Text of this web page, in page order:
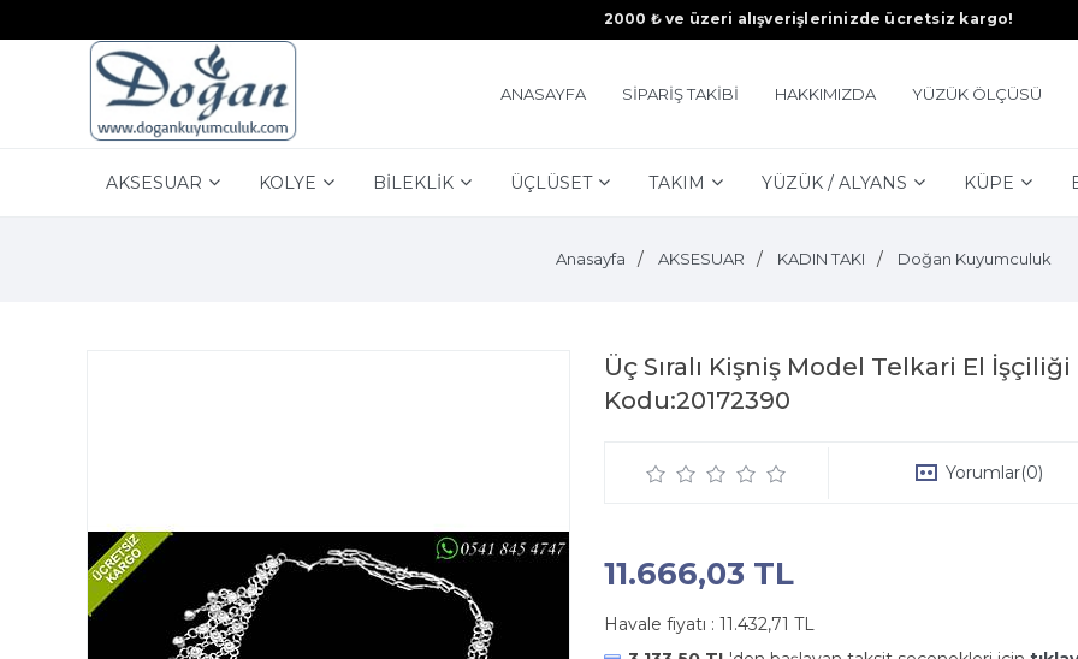
2000 ₺ ve üzeri alışverişlerinizde ücretsiz kargo!
ANASAYFA SİPARİŞ TAKİBİ HAKKIMIZDA YÜZÜK ÖLÇÜSÜ
AKSESUAR KOLYE BİLEKLİK ÜÇLÜSET TAKIM YÜZÜK / ALYANS KÜPE
Anasayfa AKSESUAR KADIN TAKI Doğan Kuyumculuk
Üç Sıralı Kişniş Model Telkari El
Kodu:20172390
Yorumlar(0)
11.666,03 TL
Havale fiyatı : 11.432,71 TL